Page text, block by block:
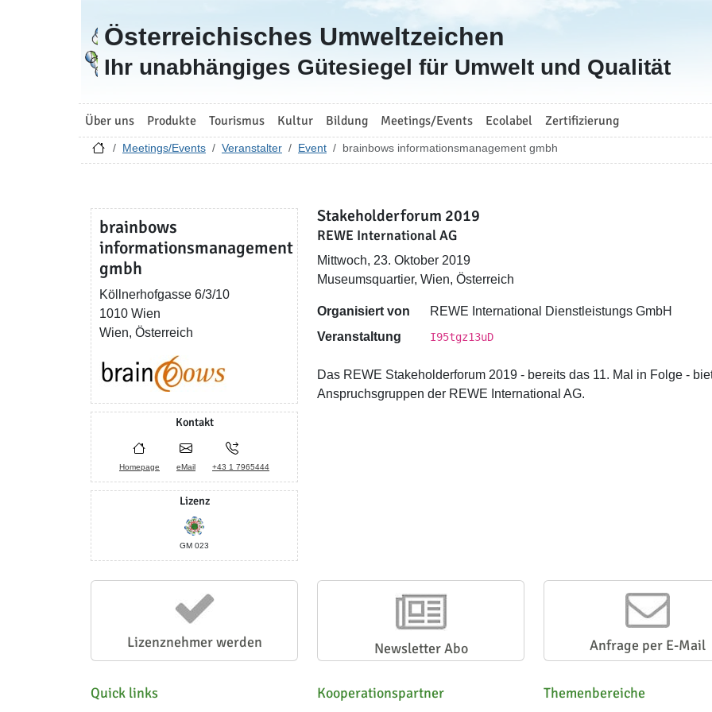
Zur Startseite
Österreichisches Umweltzeichen
Ihr unabhängiges Gütesiegel für Umwelt und Qualität
Über uns Produkte Tourismus Kultur Bildung Meetings/Events Ecolabel Zertifizierung
Meetings/Events Veranstalter Event brainbows informationsmanagement gmbh
brainbows
informationsmanagement
gmbh
Köllnerhofgasse 6/3/10
1010 Wien
Wien, Österreich
Kontakt
Homepage eMail +43 1 7965444
Lizenz
GM 023
Stakeholderforum 2019
REWE International AG
Mittwoch, 23. Oktober 2019
Museumsquartier, Wien, Österreich
Organisiert von
REWE International Dienstleistungs GmbH
Veranstaltung
I95tgz13uD
Das REWE Stakeholderforum 2019 - bereits das 11. Mal in Folge -
Anspruchsgruppen der REWE International AG.
Lizenznehmer werden Newsletter Abo Anfrage per E-Mail
Quick links Kooperationspartner Themenbereiche